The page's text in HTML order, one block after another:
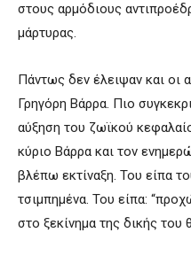
στους αρμόδιους
μάρτυρας.
Πάντως δεν έλειψαν και οι
Γρηγόρη Βάρρα. Πιο
αύξηση του ζωϊκού
κύριο Βάρρα και τον
βλέπω εκτίναξη. Του είπα
τσιμπημένα. Του είπα:
στο ξεκίνημα της δικής του